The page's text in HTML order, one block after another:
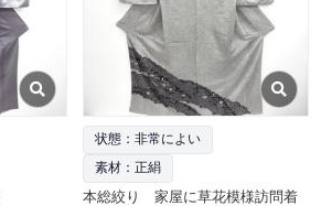
状態：非常によい
素材：正絹
本総絞り 家屋に草花模様訪問着